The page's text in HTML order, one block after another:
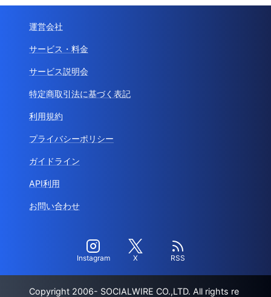
運営会社
サービス・料金
サービス説明会
特定商取引法に基づく表記
利用規約
プライバシーポリシー
ガイドライン
API利用
お問い合わせ
Instagram X RSS
Copyright 2006- SOCIALWIRE CO.,LTD. All rights re